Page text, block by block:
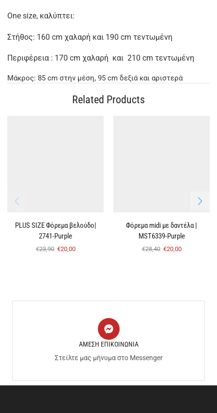
One size, καλύπτει:
Στήθος: 160 cm χαλαρή και 190 cm τεντωμένη
Περιφέρεια : 170 cm χαλαρή και 210 cm τεντωμένη
Μάκρος: 85 cm στην μέση, 95 cm δεξιά και αριστερά
Related Products
PLUS SIZE Φόρεμα βελούδο|
2741-Purple
€23,90 €20,00
Φόρεμα midi με δαντέλα |
MST6339-Purple
€28,40 €20,00
ΑΜΕΣΗ ΕΠΙΚΟΙΝΩΝΙΑ
Στείλτε μας μήνυμα στο Messenger